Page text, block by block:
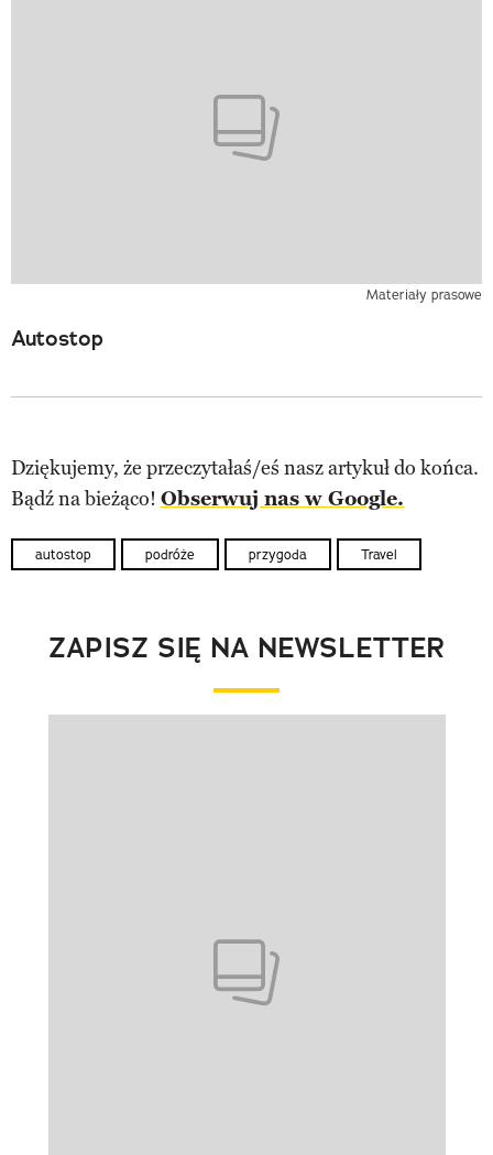
Materiały prasowe
Autostop
Dziękujemy, że przeczytałaś/eś nasz artykuł do końca.
Bądź na bieżąco! Obserwuj nas w Google.
autostop podróże przygoda Travel
ZAPISZ SIĘ NA NEWSLETTER